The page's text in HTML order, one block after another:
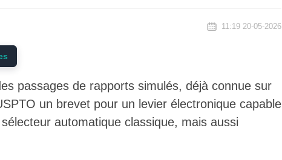
11:19 20-05-2026
passages de rapports simulés, déjà connue sur
un brevet pour un levier électronique capable
automatique classique, mais aussi